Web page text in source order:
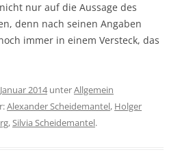
nur auf die Aussage des
denn nach seinen Angaben
immer in einem Versteck, das
2014unterAllgemein
Alexander Scheidemantel, Holger
,Silvia Scheidemantel.